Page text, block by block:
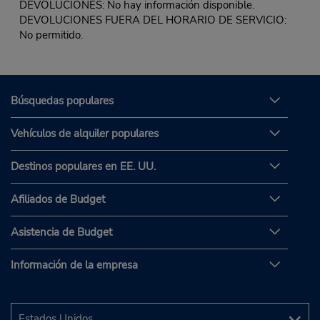
DEVOLUCIONES: No hay información disponible.
DEVOLUCIONES FUERA DEL HORARIO DE SERVICIO:
No permitido.
Búsquedas populares
Vehículos de alquiler populares
Destinos populares en EE. UU.
Afiliados de Budget
Asistencia de Budget
Información de la empresa